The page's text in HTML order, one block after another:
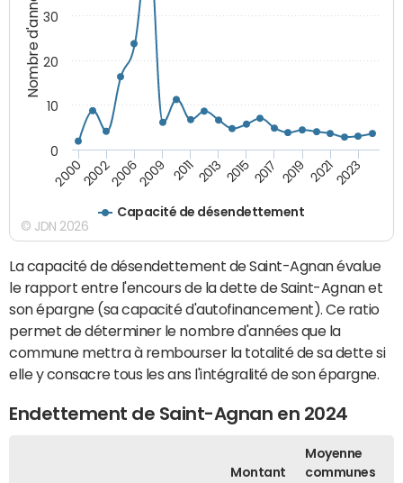
Nombre d'années
Capacité de désendettement
2000200220062009 2011 2013 2015 2017 2019 20212023
0
10
20
30
© JDN 2026
La capacité de désendettement de Saint-Agnan évalue
le rapport entre l'encours de la dette de Saint-Agnan et
son épargne (sa capacité d'autofinancement). Ce ratio
permet de déterminer le nombre d'années que la
commune mettra à rembourser la totalité de sa dette si
elle y consacre tous les ans l'intégralité de son épargne.
Endettement de Saint-Agnan en 2024
Montant
Moyenne
communes